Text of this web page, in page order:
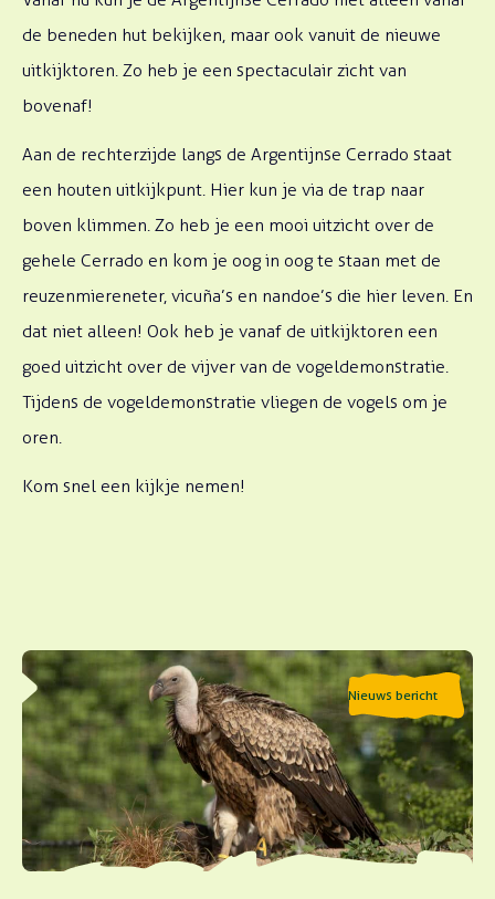
de beneden hut bekijken, maar ook vanuit de nieuwe
uitkijktoren. Zo heb je een spectaculair zicht van
bovenaf!
Aan de rechterzijde langs de Argentijnse Cerrado staat
een houten uitkijkpunt. Hier kun je via de trap naar
boven klimmen. Zo heb je een mooi uitzicht over de
gehele Cerrado en kom je oog in oog te staan met de
reuzenmiereneter, vicuña’s en nandoe’s die hier leven. En
dat niet alleen! Ook heb je vanaf de uitkijktoren een
goed uitzicht over de vijver van de vogeldemonstratie.
Tijdens de vogeldemonstratie vliegen de vogels om je
oren.
Kom snel een kijkje nemen!
Nieuws bericht
Lees meer over Gierendag 2026